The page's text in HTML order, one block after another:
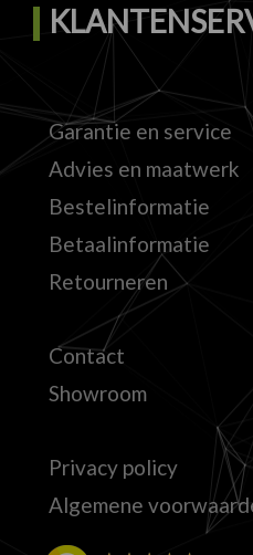
Garantie en service
Advies en maatwerk
Bestelinformatie
Betaalinformatie
Retourneren
Contact
Showroom
Privacy policy
Algemene